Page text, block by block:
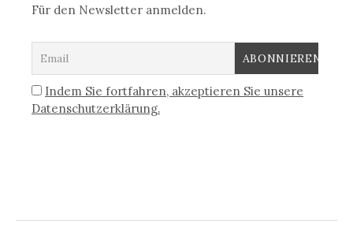
Für den Newsletter anmelden.
Indem Sie fortfahren, akzeptieren Sie unsere
Datenschutzerklärung.